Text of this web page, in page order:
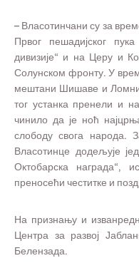
– Власотинчани су за
Првог пешадијског
дивизије“ и на Церу и
Солунском фронту. У
мештани Шишаве и
тог устанка пренели и
чинило да је ноћ
слободу свога народа.
Власотинце додељује
Октобарска награда“,
преносећи честитке и
На признању и
Центра за развој
Белензада.